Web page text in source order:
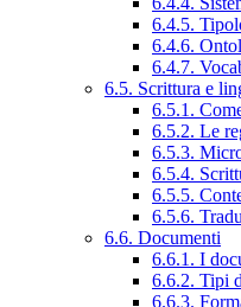
6.4.5.
6.4.6.
6.4.7.
6.5. Scrittura e
6.5.1.
6.5.2. Le
6.5.3.
6.5.4.
6.5.5.
6.5.6.
6.6. Documenti
6.6.1. I
6.6.2. Tipi
6.6.3.